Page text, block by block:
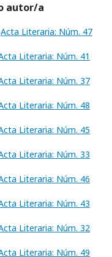
autor/a
Acta Literaria: Núm. 47
Literaria: Núm. 41
Literaria: Núm. 37
Literaria: Núm. 48
Literaria: Núm. 45
Literaria: Núm. 33
Literaria: Núm. 46
Literaria: Núm. 43
Literaria: Núm. 32
Literaria: Núm. 49